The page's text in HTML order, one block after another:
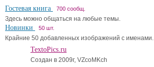
Гостевая книга 700 сообщ.
Здесь можно общаться на любые темы.
Новинки 50 шт.
Крайние 50 добавленных изображений с именами.
TextoPics.ru
Создан в 2009г, VZcoMKch